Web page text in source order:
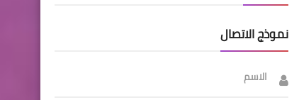
نموذج الاتصال
الاسم